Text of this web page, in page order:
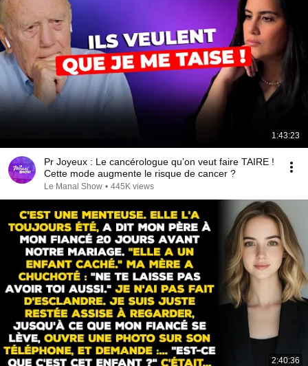
1:43:23
Pr Joyeux : Le cancérologue qu’on veut faire TAIRE !
Cette mode augmente le risque de cancer ?
Le Manal Show • 445K views
2:40:36